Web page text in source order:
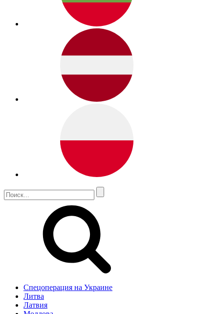
Спецоперация на Украине
Литва
Латвия